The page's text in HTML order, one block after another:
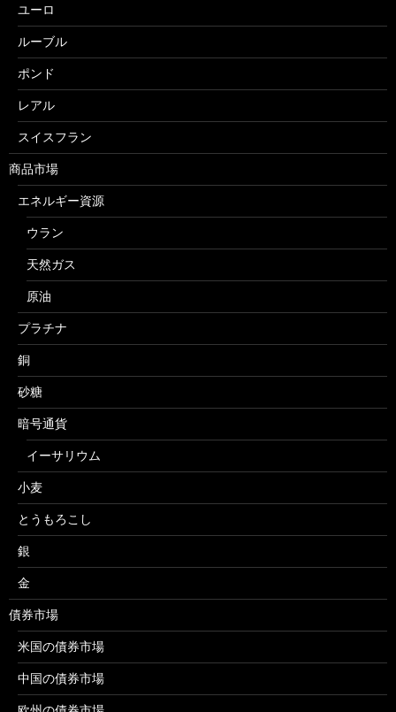
ユーロ
ルーブル
ポンド
レアル
スイスフラン
商品市場
エネルギー資源
ウラン
天然ガス
原油
プラチナ
銅
砂糖
暗号通貨
イーサリウム
小麦
とうもろこし
銀
金
債券市場
米国の債券市場
中国の債券市場